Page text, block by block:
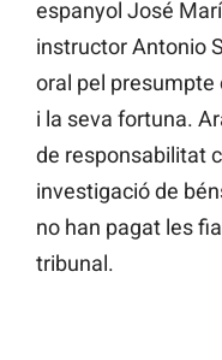
espanyol José
instructor Antonio
oral pel presumpte
i la seva fortuna.
de responsabilitat
investigació de
no han pagat les
tribunal.